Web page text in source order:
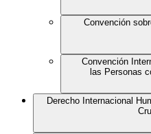
Convención
Convención
las Personas
Derecho Internacional